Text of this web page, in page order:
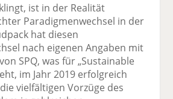
ist in der Realität
Paradigmenwechsel in der
hat diesen
nach eigenen Angaben mit
SPQ, was für „Sustainable
im Jahr 2019 erfolgreich
vielfältigen Vorzüge des